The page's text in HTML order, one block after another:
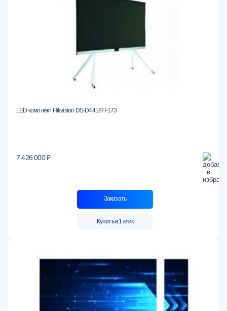
LED комплект Hikvision DS-D4418FI-173
7 426 000 ₽
Заказать
Купить в 1 клик